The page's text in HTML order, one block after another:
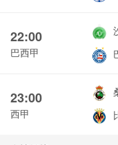
22:00
巴西甲
23:00
西甲